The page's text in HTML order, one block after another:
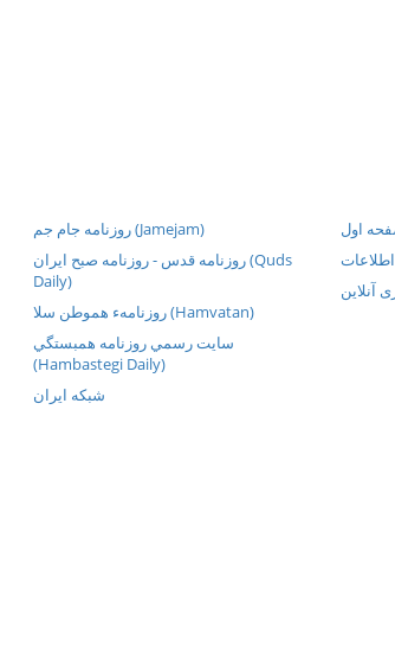
روزنامه جام جم (Jamejam)
روزنامه قدس - روزنامه صبح ایران (Quds
Daily)
روزنامهء هموطن سلا (Hamvatan)
سايت رسمي روزنامه همبستگي
(Hambastegi Daily)
شبکه ايران